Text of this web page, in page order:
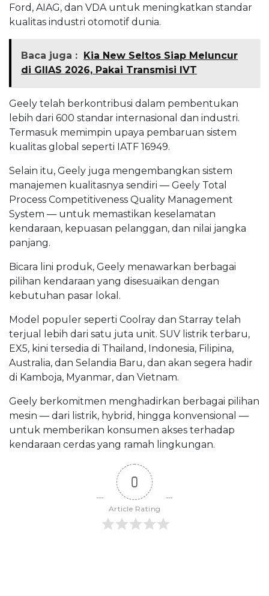
Ford, AIAG, dan VDA untuk meningkatkan standar
kualitas industri otomotif dunia.
Baca juga :
Kia New Seltos Siap Meluncur
di GIIAS 2026, Pakai Transmisi IVT
Geely telah berkontribusi dalam pembentukan
lebih dari 600 standar internasional dan industri.
Termasuk memimpin upaya pembaruan sistem
kualitas global seperti IATF 16949.
Selain itu, Geely juga mengembangkan sistem
manajemen kualitasnya sendiri — Geely Total
Process Competitiveness Quality Management
System — untuk memastikan keselamatan
kendaraan, kepuasan pelanggan, dan nilai jangka
panjang.
Bicara lini produk, Geely menawarkan berbagai
pilihan kendaraan yang disesuaikan dengan
kebutuhan pasar lokal.
Model populer seperti Coolray dan Starray telah
terjual lebih dari satu juta unit. SUV listrik terbaru,
EX5, kini tersedia di Thailand, Indonesia, Filipina,
Australia, dan Selandia Baru, dan akan segera hadir
di Kamboja, Myanmar, dan Vietnam.
Geely berkomitmen menghadirkan berbagai pilihan
mesin — dari listrik, hybrid, hingga konvensional —
untuk memberikan konsumen akses terhadap
kendaraan cerdas yang ramah lingkungan.
0
Article Rating